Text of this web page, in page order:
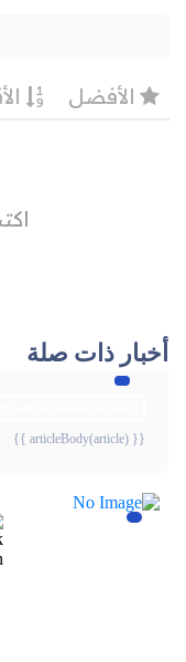
أخبار ذات صلة
{{ articleBody(article) }}